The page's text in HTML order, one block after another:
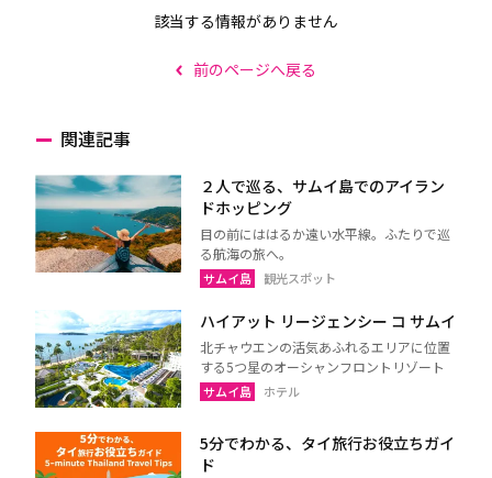
該当する情報がありません
前のページへ戻る
関連記事
２人で巡る、サムイ島でのアイラン
ドホッピング
目の前にははるか遠い水平線。ふたりで巡
る航海の旅へ。
サムイ島 観光スポット
ハイアット リージェンシー コ サムイ
北チャウエンの活気あふれるエリアに位置
する5つ星のオーシャンフロントリゾート
サムイ島 ホテル
5分でわかる、タイ旅行お役立ちガイ
ド